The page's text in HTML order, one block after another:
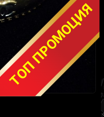
ТОП ПРОМОЦИЯ